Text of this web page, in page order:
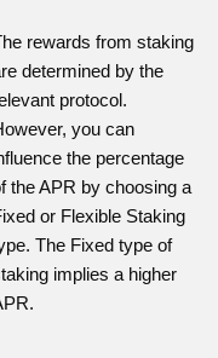
rewards from staking
determined by the
protocol.
you can
the percentage
the APR by choosing a
or Flexible Staking
The Fixed type of
implies a higher